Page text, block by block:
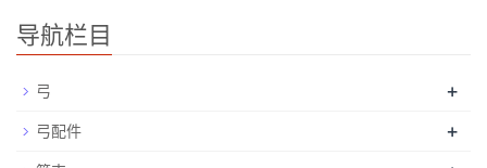
导航栏目
弓 +
弓配件 +